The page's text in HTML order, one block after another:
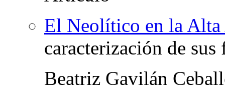
El Neolítico en la
caracterización de sus
Beatriz Gavilán